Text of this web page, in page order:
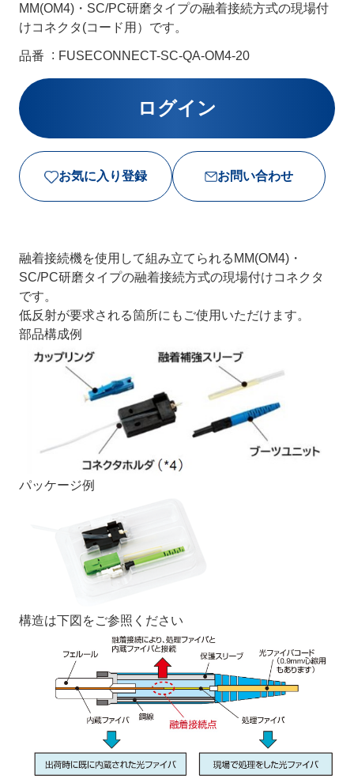
MM(OM4)・SC/PC研磨タイプの融着接続方式の現場付
けコネクタ(コード用）です。
品番 FUSECONNECT-SC-QA-OM4-20
お気に入り登録 お問い合わせ
融着接続機を使用して組み立てられるMM(OM4)・
SC/PC研磨タイプの融着接続方式の現場付けコネクタ
です。
低反射が要求される箇所にもご使用いただけます。
部品構成例
パッケージ例
構造は下図をご参照ください